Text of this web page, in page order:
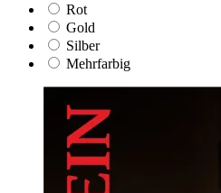
Rot
Gold
Silber
Mehrfarbig